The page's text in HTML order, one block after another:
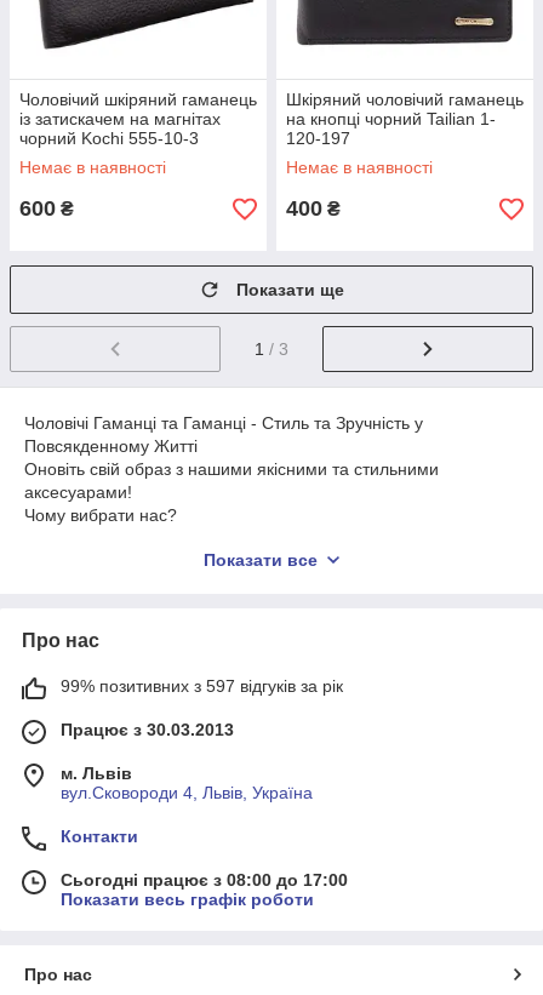
Чоловічий шкіряний гаманець
із затискачем на магнітах
чорний Kochi 555-10-3
Немає в наявності
600 ₴
Шкіряний чоловічий гаманець
на кнопці чорний Tailian 1-
120-197
Немає в наявності
400 ₴
Показати ще
1 / 3
Чоловічі Гаманці та Гаманці - Стиль та Зручність у
Повсякденному Житті
Оновіть свій образ з нашими якісними та стильними
аксесуарами!
Чому вибрати нас?
чоловічих гаманців та гаманців: від класичних шкіряних до
матеріалів, забезпечуючи довговічність та зручність у
Стильний дизайн: Ми стежимо за останніми тенденціями
моди, щоб кожен чоловік міг знайти гаманець або гаманець,
Знайдіть свій ідеальний аксесуар для повсякденного життя
вже сьогодні!
Показати все
Про нас
99% позитивних з 597 відгуків за рік
Працює з 30.03.2013
м. Львів
вул.Сковороди 4, Львів, Україна
Контакти
Сьогодні працює з 08:00 до 17:00
Показати весь графік роботи
Про нас